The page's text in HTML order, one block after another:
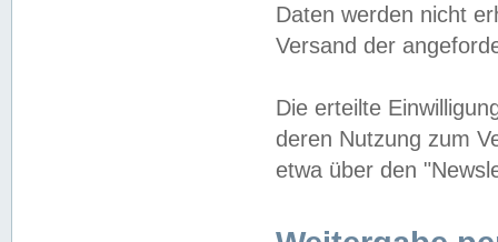
Daten werden nicht
Versand der
Die erteilte
deren Nutzung zum
etwa über den